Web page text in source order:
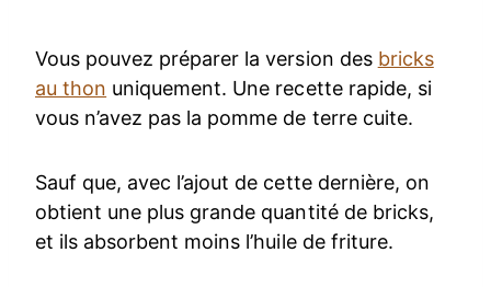
Vous pouvez préparer la version des bricks
au thon uniquement. Une recette rapide, si
vous n’avez pas la pomme de terre cuite.
Sauf que, avec l’ajout de cette dernière, on
obtient une plus grande quantité de bricks,
et ils absorbent moins l’huile de friture.